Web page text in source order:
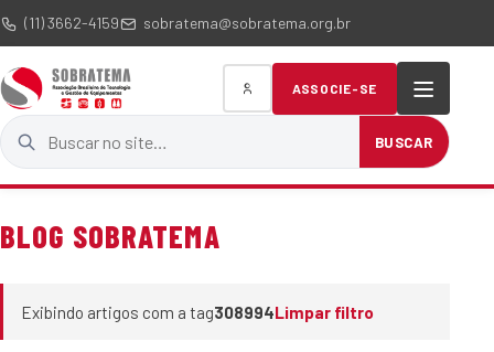
(11) 3662-4159 sobratema@sobratema.org.br
Buscar no site
BUSCAR
ASSOCIE-SE
BLOG SOBRATEMA
Exibindo artigos com a tag308994Limpar filtro